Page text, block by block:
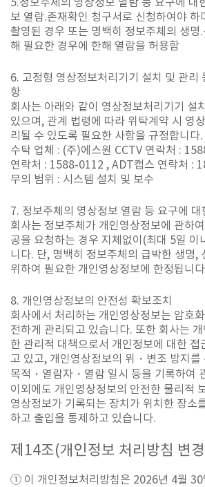
보 열람.존재확인 청구서로 신청하여야 하
촬영된 경우 또는 명백히 정보주체의 생명
해 필요한 경우에 한해 열람을 허용함
6. 고정형 영상정보처리기기 설치 및 관리
항
회사는 아래와 같이 영상정보처리기기 설
있으며, 관계 법령에 따라 위탁계약 시 영
리될 수 있도록 필요한 사항을 규정합니다.
수탁 업체 : (주)에스원 CCTV 연락처 :
연락처 : 1588-0112 , ADT캡스 연락처 :
무의 범위 : 시스템 설치 및 보수
7. 정보주체의 영상정보 열람 등 요구에 대
회사는 정보주체가 개인영상정보에 관하
공을 요청하는 경우 지체없이(최대 5일 이
니다. 단, 명백히 정보주체의 급박한 생명,
위하여 필요한 개인영상정보에 한정됩니
8. 개인영상정보의 안전성 확보조치
회사에서 처리하는 개인영상정보는 암호
전하게 관리되고 있습니다. 또한 회사는
한 관리적 대책으로서 개인정보에 대한 접
고 있고, 개인영상정보의 위・변조 방지
목적・열람자・열람 일시 등을 기록하여
이외에도 개인영상정보의 안전한 물리적
영상정보가 기록되는 장치가 위치한 장소
하고 출입을 통제하고 있습니다.
제 14조(개인정보 처리방침 변경
① 이 개인정보처리방침은 2026년 4월 30